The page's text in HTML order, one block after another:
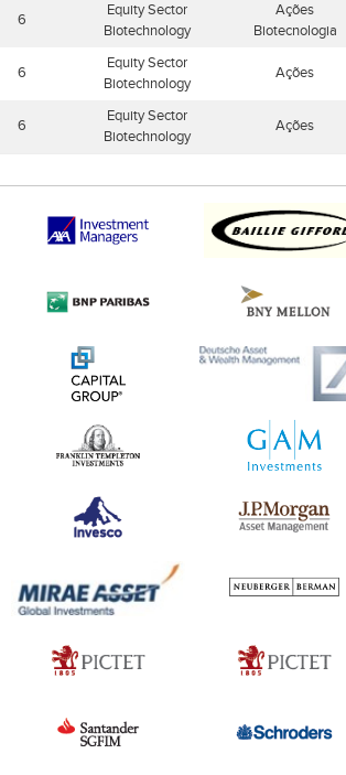
6
Equity Sector
Biotechnology
Ações
Biotecnologia
6
Equity Sector
Biotechnology
Ações
6
Equity Sector
Biotechnology
Ações